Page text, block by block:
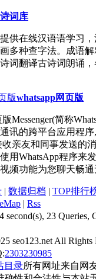
词库
供在线汉语语学习
多种查字法。成语
词翻译古诗词朗诵
whatsapp网页版
Messenger(简称
讯的跨平台应用程
亲友和同事发送的
用WhatsApp程序来
频功能为您聊天畅通
| 数据归档 | TOP排行
| Rss
second(s), 23
seo123.net All Rights
2303230985
目录所有网址来自网